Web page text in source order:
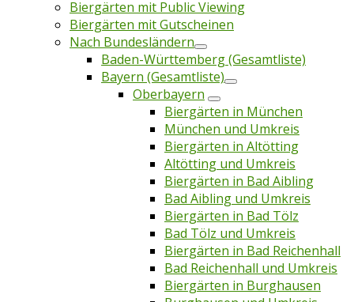
Biergärten mit Public Viewing
Biergärten mit Gutscheinen
Nach Bundesländern
Baden-Württemberg (Gesamtliste)
Bayern (Gesamtliste)
Oberbayern
Biergärten in München
München und Umkreis
Biergärten in Altötting
Altötting und Umkreis
Biergärten in Bad Aibling
Bad Aibling und Umkreis
Biergärten in Bad Tölz
Bad Tölz und Umkreis
Biergärten in Bad Reichenhall
Bad Reichenhall und Umkreis
Biergärten in Burghausen